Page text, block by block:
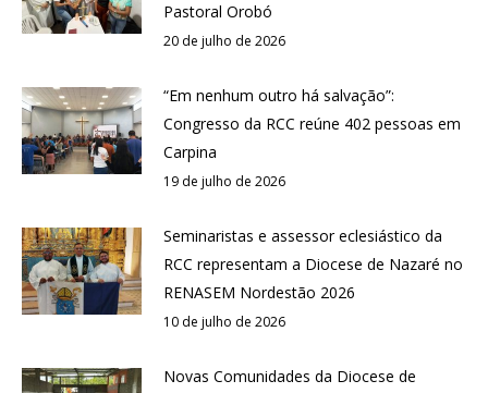
Pastoral Orobó
20 de julho de 2026
“Em nenhum outro há salvação”:
Congresso da RCC reúne 402 pessoas em
Carpina
19 de julho de 2026
Seminaristas e assessor eclesiástico da
RCC representam a Diocese de Nazaré no
RENASEM Nordestão 2026
10 de julho de 2026
Novas Comunidades da Diocese de